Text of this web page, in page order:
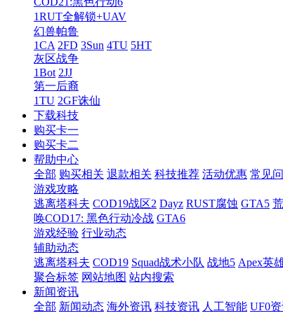
1RUT全解锁+UAV
幻兽帕鲁
1CA 2FD 3Sun 4TU 5HT
灰区战争
1Bot 2JJ
第一后裔
1TU 2GF诛仙
下载科技
购买卡一
购买卡二
帮助中心
全部 购买相关 退款相关 科技推荐 活动优惠 常见
游戏攻略
逃离塔科夫 COD19战区2 Dayz RUST腐蚀 GTA5
唤COD17: 黑色行动冷战 GTA6
游戏经验 行业动态
辅助动态
逃离塔科夫 COD19 Squad战术小队 战地5 Apex英
聚合标签 网站地图 站内搜索
新闻资讯
全部 新闻动态 海外资讯 科技资讯 人工智能 UF0